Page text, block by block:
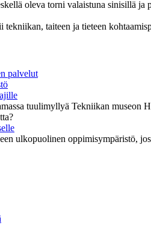
taiteen ja tieteen
palvelut
ulkopuolinen oppimisympäristö,